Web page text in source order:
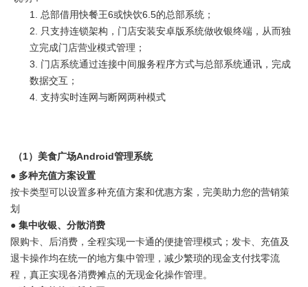
1. 总部借用快餐王6或快饮6.5的总部系统；
2. 只支持连锁架构，门店安装安卓版系统做收银终端，从而独
立完成门店营业模式管理；
3. 门店系统通过连接中间服务程序方式与总部系统通讯，完成
数据交互；
4. 支持实时连网与断网两种模式
（1） 美食广场Android管理系统
● 多种充值方案设置
按卡类型可以设置多种充值方案和优惠方案，完美助力您的营销策
划
● 集中收银、分散消费
限购卡、后消费，全程实现一卡通的便捷管理模式；发卡、充值及
退卡操作均在统一的地方集中管理，减少繁琐的现金支付找零流
程，真正实现各消费摊点的无现金化操作管理。